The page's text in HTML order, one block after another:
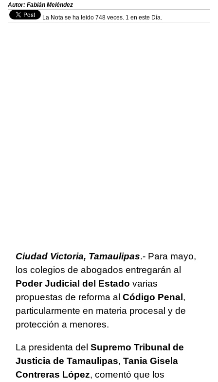
Autor: Fabián Meléndez
La Nota se ha leido 748 veces. 1 en este Día.
Ciudad Victoria, Tamaulipas.- Para mayo,
los colegios de abogados entregarán al
Poder Judicial del Estado varias
propuestas de reforma al Código Penal,
particularmente en materia procesal y de
protección a menores.
La presidenta del Supremo Tribunal de
Justicia de Tamaulipas, Tania Gisela
Contreras López, comentó que los